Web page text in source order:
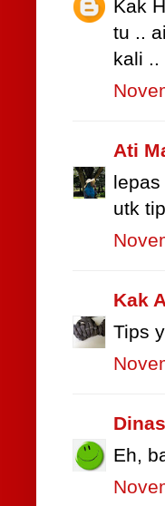
Kak
tu ..
kali ..
Ati
utk
Kak
Tips
Eh,